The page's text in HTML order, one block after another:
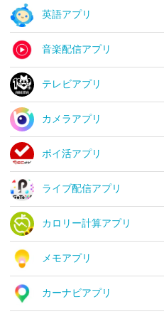
英語アプリ
音楽配信アプリ
テレビアプリ
カメラアプリ
ポイ活アプリ
ライブ配信アプリ
カロリー計算アプリ
メモアプリ
カーナビアプリ